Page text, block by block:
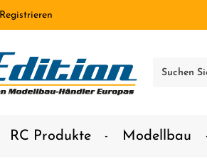
Registrieren
RC Produkte Modellbau